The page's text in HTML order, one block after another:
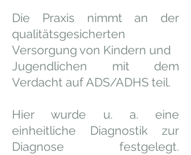
​Die Praxis nimmt an der
qualitätsgesicherten
Versorgung von Kindern und
Jugendlichen mit dem
Verdacht auf ADS/ADHS teil.
Hier wurde u. a. eine
einheitliche Diagnostik zur
Diagnose festgelegt.